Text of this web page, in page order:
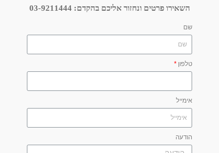
השאירו פרטים ונחזור אליכם בהקדם: 03-9211444
שם
טלפון
אימייל
הודעה